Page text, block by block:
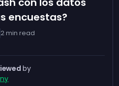
encuestas?
2min read
by